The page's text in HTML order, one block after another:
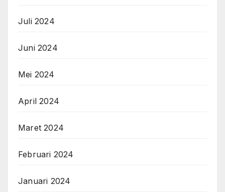
Juli 2024
Juni 2024
Mei 2024
April 2024
Maret 2024
Februari 2024
Januari 2024